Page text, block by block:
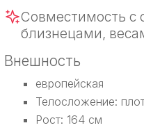
Совместимость с
близнецами,
Внешность
европейская
Телосложение:
Рост: 164 см